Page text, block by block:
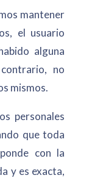
mantener
el usuario
alguna
no
mismos.
personales
que toda
con la
y es exacta,